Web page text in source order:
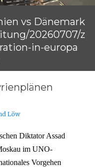
vs Dänemark
20260707/z
in-europa
Löw
Diktator Assad
im UNO-
Vorgehen